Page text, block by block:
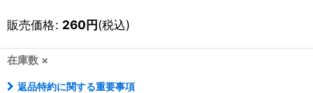
販売価格: 260円(税込)
在庫数 ×
返品特約に関する重要事項